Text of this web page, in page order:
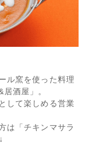
ル窯を使った料理
酒屋」。
して楽しめる営業
は「チキンマサラ